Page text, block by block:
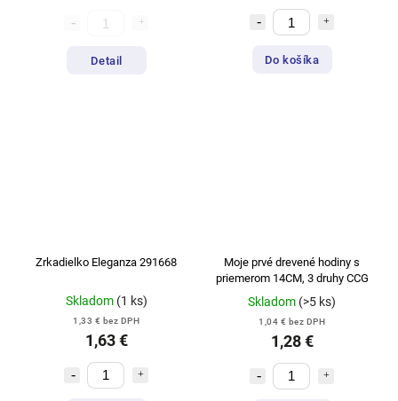
Detail Do košíka
Zrkadielko Eleganza 291668
Skladom (1 ks)
1,33 € bez DPH
1,63 €
Moje prvé drevené hodiny s
priemerom 14CM, 3 druhy CCG
Skladom (>5 ks)
1,04 € bez DPH
1,28 €